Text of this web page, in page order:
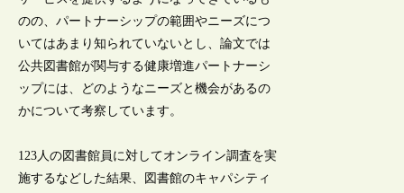
のの、パートナーシップの範囲やニーズにつ
いてはあまり知られていないとし、論文では
公共図書館が関与する健康増進パートナーシ
ップには、どのようなニーズと機会があるの
かについて考察しています。
123人の図書館員に対してオンライン調査を実
施するなどした結果、図書館のキャパシティ